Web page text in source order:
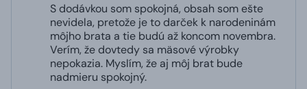
S dodávkou som spokojná, obsah som ešte
nevidela, pretože je to darček k narodeninám
môjho brata a tie budú až koncom novembra.
Verím, že dovtedy sa mäsové výrobky
nepokazia. Myslím, že aj môj brat bude
nadmieru spokojný.